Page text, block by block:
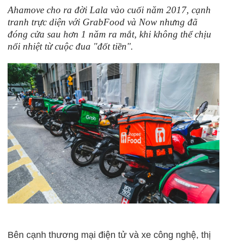
Ahamove cho ra đời Lala vào cuối năm 2017, cạnh
tranh trực diện với GrabFood và Now nhưng đã
đóng cửa sau hơn 1 năm ra mắt, khi không thể chịu
nổi nhiệt từ cuộc đua "đốt tiền".
Bên cạnh thương mại điện tử và xe công nghệ, thị